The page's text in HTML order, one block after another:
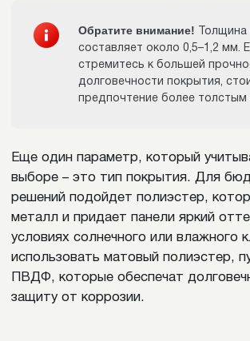
ПОЛУЧИТЬ КП
КОНТАКТЫ
О компании
Наши услуги
Проекты
Партнерам
Блог
Контакты
Вакансии
TG-канал